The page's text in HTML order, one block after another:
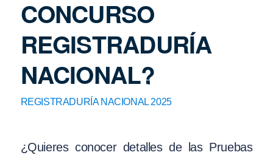
CONCURSO
REGISTRADURÍA
NACIONAL?
REGISTRADURÍA NACIONAL 2025
¿Quieres conocer detalles de las Pruebas